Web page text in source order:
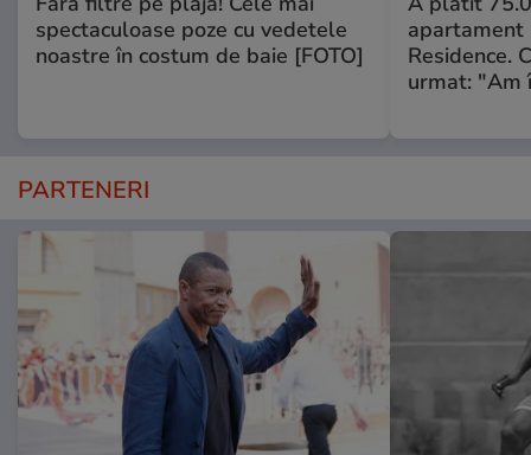
spectaculoase poze cu vedetele
noastre în costum de baie [FOTO]
apartament
Residence.
urmat: "Am
PARTENERI